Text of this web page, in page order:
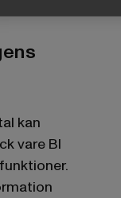
kan
vare BI